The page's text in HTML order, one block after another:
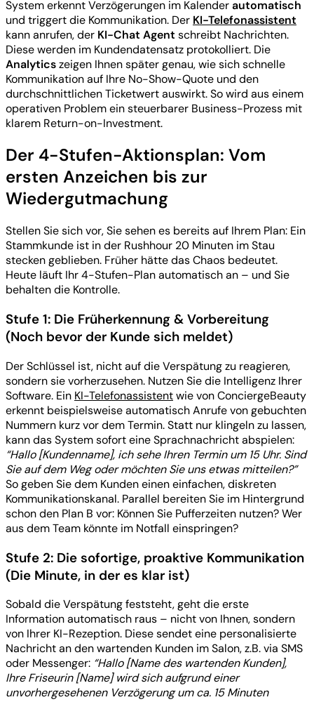
System erkennt Verzögerungen im Kalenderautomatisch
und triggert die Kommunikation. Der KI-Telefonassistent
kann anrufen, der KI-Chat Agent schreibt Nachrichten.
Diese werden im Kundendatensatz protokolliert. Die
Analyticszeigen Ihnen später genau, wie sich schnelle
Kommunikation auf Ihre No-Show-Quote und den
durchschnittlichen Ticketwert auswirkt. So wird aus einem
operativen Problem ein steuerbarer Business-Prozess mit
klarem Return-on-Investment.
Der 4-Stufen-Aktionsplan: Vom
ersten Anzeichen bis zur
Wiedergutmachung
Stellen Sie sich vor, Sie sehen es bereits auf Ihrem Plan: Ein
Stammkunde ist in der Rushhour 20 Minuten im Stau
stecken geblieben. Früher hätte das Chaos bedeutet.
Heute läuft Ihr 4-Stufen-Plan automatisch an – und Sie
behalten die Kontrolle.
Stufe 1: Die Früherkennung & Vorbereitung
(Noch bevor der Kunde sich meldet)
Der Schlüssel ist, nicht auf die Verspätung zu reagieren,
sondern sie vorherzusehen. Nutzen Sie die Intelligenz Ihrer
Software. Ein KI-Telefonassistentwie von ConciergeBeauty
erkennt beispielsweise automatisch Anrufe von gebuchten
Nummern kurz vor dem Termin. Statt nur klingeln zu lassen,
kann das System sofort eine Sprachnachricht abspielen:
“Hallo [Kundenname], ich sehe Ihren Termin um 15 Uhr. Sind
Sie auf dem Weg oder möchten Sie uns etwas mitteilen?”
So geben Sie dem Kunden einen einfachen, diskreten
Kommunikationskanal. Parallel bereiten Sie im Hintergrund
schon den Plan B vor: Können Sie Pufferzeiten nutzen? Wer
aus dem Team könnte im Notfall einspringen?
Stufe 2: Die sofortige, proaktive Kommunikation
(Die Minute, in der es klar ist)
Sobald die Verspätung feststeht, geht die erste
Information automatisch raus – nicht von Ihnen, sondern
von Ihrer KI-Rezeption. Diese sendet eine personalisierte
Nachricht an den wartenden Kunden im Salon, z.B. via SMS
oder Messenger: “Hallo [Name des wartenden Kunden],
Ihre Friseurin [Name] wird sich aufgrund einer
unvorhergesehenen Verzögerung um ca. 15 Minuten